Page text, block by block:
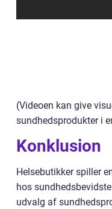
(Videoen kan give
sundhedsprodukter i
Konklusion
Helsebutikker spiller
hos
udvalg af